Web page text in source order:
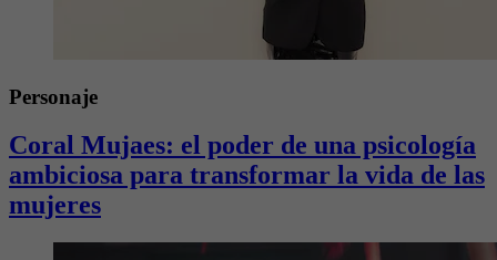
Personaje
Coral Mujaes: el poder de una psicología
ambiciosa para transformar la vida de las
mujeres